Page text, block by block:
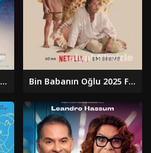
The Blue Trail 2025 Filmi Türkçe Dublaj Altyazılı Full izle Bin Babanın Oğlu 2025 Filmi Türkçe Dublaj Altyazılı izle